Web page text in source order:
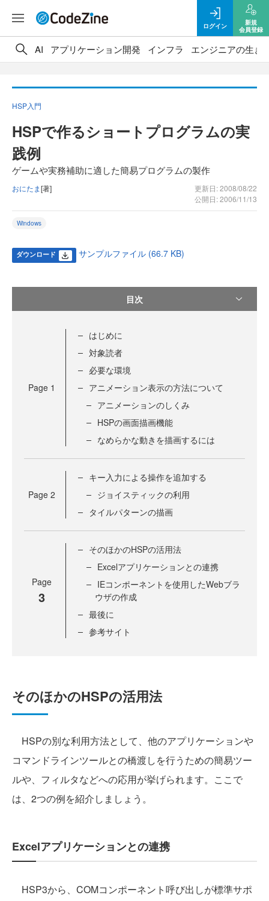
ログイン
新規
会員登録
AI アプリケーション開発 インフラ エンジニアの生き
HSP入門
HSPで作るショートプログラムの実
践例
ゲームや実務補助に適した簡易プログラムの製作
おにたま[著]
更新日: 2008/08/22
公開日: 2006/11/13
Windows
ダウンロード サンプルファイル (66.7 KB)
目次
Page 1
はじめに
対象読者
必要な環境
アニメーション表示の方法について
アニメーションのしくみ
HSPの画面描画機能
なめらかな動きを描画するには
Page 2
キー入力による操作を追加する
ジョイスティックの利用
タイルパターンの描画
Page
3
そのほかのHSPの活用法
Excelアプリケーションとの連携
IEコンポーネントを使用したWebブラ
ウザの作成
最後に
参考サイト
そのほかのHSPの活用法
HSPの別な利用方法として、他のアプリケーションや
コマンドラインツールとの橋渡しを行うための簡易ツー
ルや、フィルタなどへの応用が挙げられます。ここで
は、2つの例を紹介しましょう。
Excelアプリケーションとの連携
HSP3から、COMコンポーネント呼び出しが標準サポ